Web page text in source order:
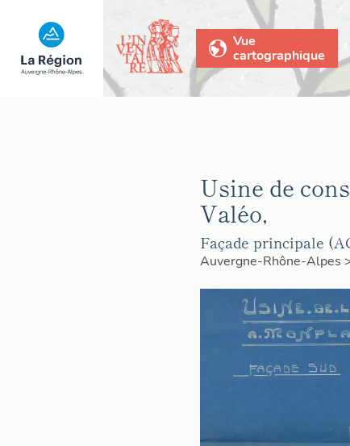
Vue
cartographique
Usine de
Valéo,
Façade principale
Auvergne-Rhône-Alpes